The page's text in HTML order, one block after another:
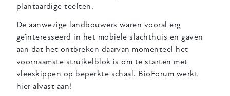
plantaardige teelten.
De aanwezige landbouwers waren vooral erg
geïnteresseerd in het mobiele slachthuis en gaven
aan dat het ontbreken daarvan momenteel het
voornaamste struikelblok is om te starten met
vleeskippen op beperkte schaal. BioForum werkt
hier alvast aan!